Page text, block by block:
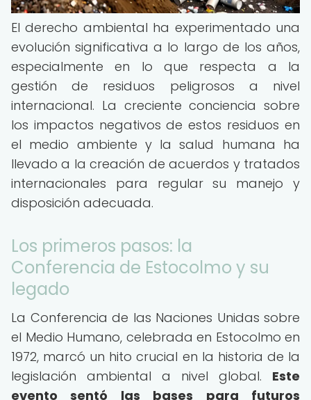
El derecho ambiental ha experimentado una
evolución significativa a lo largo de los años,
especialmente en lo que respecta a la
gestión de residuos peligrosos a nivel
internacional. La creciente conciencia sobre
los impactos negativos de estos residuos en
el medio ambiente y la salud humana ha
llevado a la creación de acuerdos y tratados
internacionales para regular su manejo y
disposición adecuada.
Los primeros pasos: la
Conferencia de Estocolmo y su
legado
La Conferencia de las Naciones Unidas sobre
el Medio Humano, celebrada en Estocolmo en
1972, marcó un hito crucial en la historia de la
legislación ambiental a nivel global. Este
evento sentó las bases para futuros